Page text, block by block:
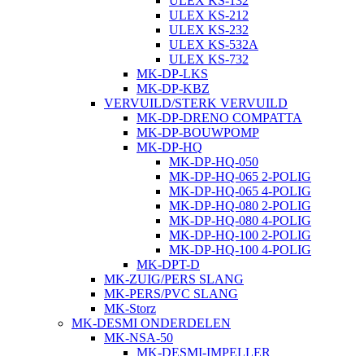
ULEX KS-212
ULEX KS-232
ULEX KS-532A
ULEX KS-732
MK-DP-LKS
MK-DP-KBZ
VERVUILD/STERK VERVUILD
MK-DP-DRENO COMPATTA
MK-DP-BOUWPOMP
MK-DP-HQ
MK-DP-HQ-050
MK-DP-HQ-065 2-POLIG
MK-DP-HQ-065 4-POLIG
MK-DP-HQ-080 2-POLIG
MK-DP-HQ-080 4-POLIG
MK-DP-HQ-100 2-POLIG
MK-DP-HQ-100 4-POLIG
MK-DPT-D
MK-ZUIG/PERS SLANG
MK-PERS/PVC SLANG
MK-Storz
MK-DESMI ONDERDELEN
MK-NSA-50
MK-DESMI-IMPELLER